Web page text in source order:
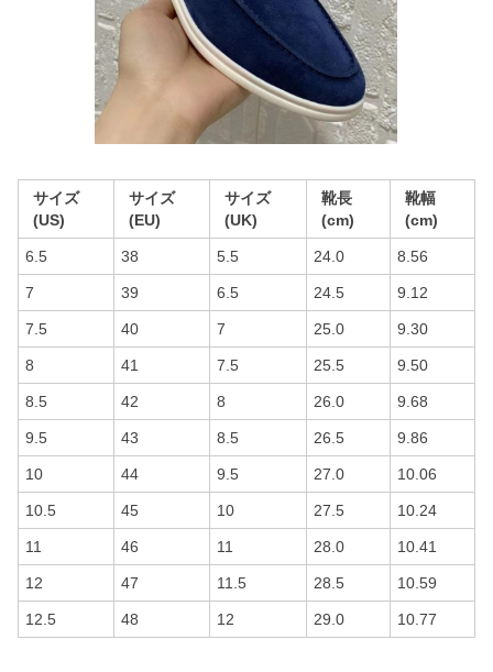
サイズ
(US)
サイズ
(EU)
サイズ
(UK)
靴長
(cm)
靴幅
(cm)
6.5 38 5.5 24.0 8.56
7 39 6.5 24.5 9.12
7.5 40 7 25.0 9.30
8 41 7.5 25.5 9.50
8.5 42 8 26.0 9.68
9.5 43 8.5 26.5 9.86
10 44 9.5 27.0 10.06
10.5 45 10 27.5 10.24
11 46 11 28.0 10.41
12 47 11.5 28.5 10.59
12.5 48 12 29.0 10.77